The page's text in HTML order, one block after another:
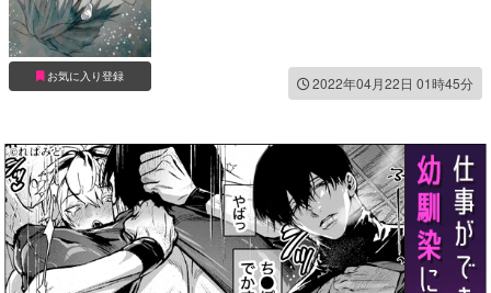
お気に入り登録 2022年04月22日 01時45分